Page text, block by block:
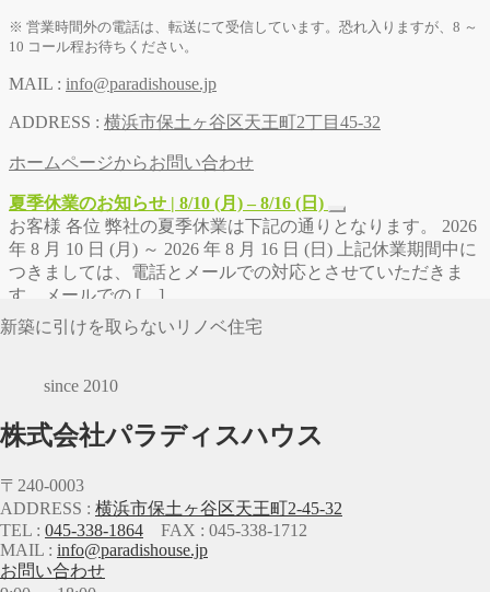
新築に引けを取らないリノベ住宅
since 2010
株式会社パラディスハウス
〒240-0003
ADDRESS : 横浜市保土ヶ谷区天王町2-45-32
TEL : 045-338-1864 FAX : 045-338-1712
MAIL : info@paradishouse.jp
お問い合わせ
※ 営業時間外の電話は、転送にて受信しています。恐れ入りますが、8 ～
10 コール程お待ちください。
MAIL : info@paradishouse.jp
ADDRESS : 横浜市保土ヶ谷区天王町2丁目45-32
ホームページからお問い合わせ
夏季休業のお知らせ | 8/10 (月) – 8/16 (日)
お客様 各位 弊社の夏季休業は下記の通りとなります。 2026
年 8 月 10 日 (月) ～ 2026 年 8 月 16 日 (日) 上記休業期間中に
つきましては、電話とメールでの対応とさせていただきま
す。メールでの […]